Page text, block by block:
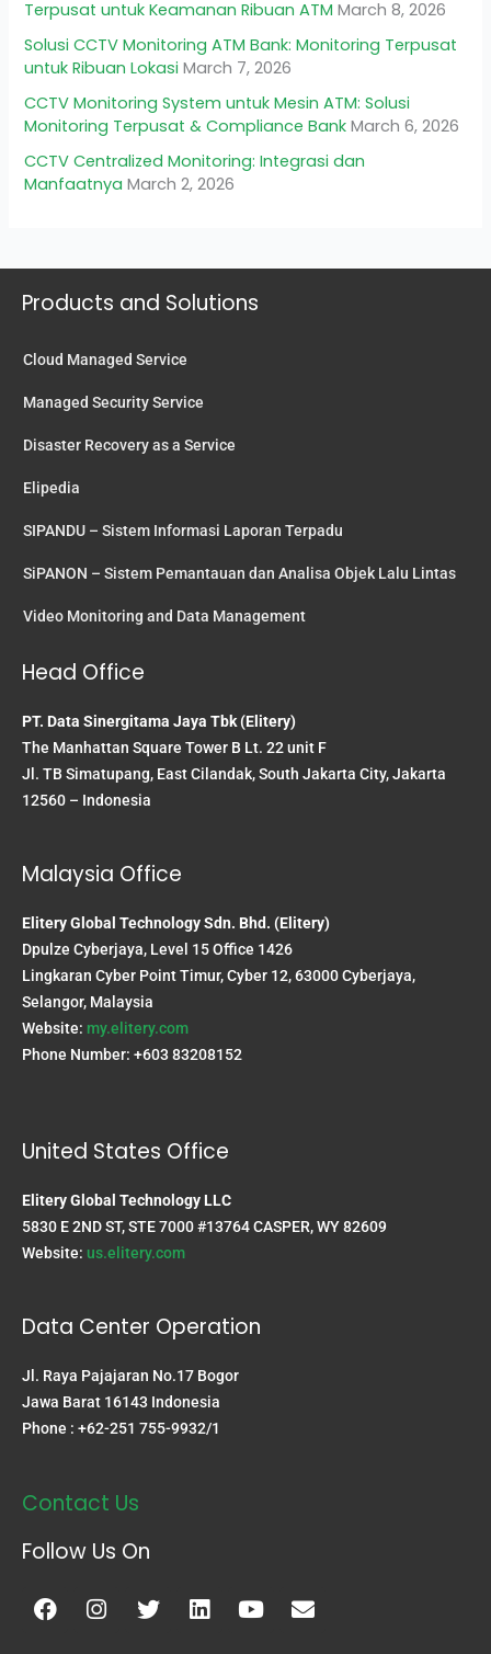
Terpusat untuk Keamanan Ribuan ATM March 8, 2026
Solusi CCTV Monitoring ATM Bank: Monitoring Terpusat
untuk Ribuan Lokasi March 7, 2026
CCTV Monitoring System untuk Mesin ATM: Solusi
Monitoring Terpusat & Compliance Bank March 6, 2026
CCTV Centralized Monitoring: Integrasi dan
Manfaatnya March 2, 2026
Products and Solutions
Cloud Managed Service
Managed Security Service
Disaster Recovery as a Service
Elipedia
SIPANDU – Sistem Informasi Laporan Terpadu
SiPANON – Sistem Pemantauan dan Analisa Objek Lalu Lintas
Video Monitoring and Data Management
Head Office
PT. Data Sinergitama Jaya Tbk (Elitery)
The Manhattan Square Tower B Lt. 22 unit F
Jl. TB Simatupang, East Cilandak, South Jakarta City, Jakarta
12560 – Indonesia
Malaysia Office
Elitery Global Technology Sdn. Bhd. (Elitery)
Dpulze Cyberjaya, Level 15 Office 1426
Lingkaran Cyber Point Timur, Cyber 12, 63000 Cyberjaya,
Selangor, Malaysia
Website: my.elitery.com
Phone Number: +603 83208152
United States Office
Elitery Global Technology LLC
5830 E 2ND ST, STE 7000 #13764 CASPER, WY 82609
Website: us.elitery.com
Data Center Operation
Jl. Raya Pajajaran No.17 Bogor
Jawa Barat 16143 Indonesia
Phone : +62-251 755-9932/1
Contact Us
Follow Us On
Facebook
Instagram
TwitterLinkedinYoutubeEnvelope